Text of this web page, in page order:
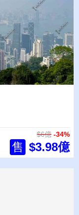
$6億 -34%
售 $3.98億